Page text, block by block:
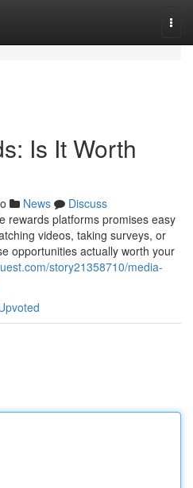
Is It Worth
News
Discuss
rewards platforms promises easy
videos, taking surveys, or
opportunities actually worth your
story21358710/media-